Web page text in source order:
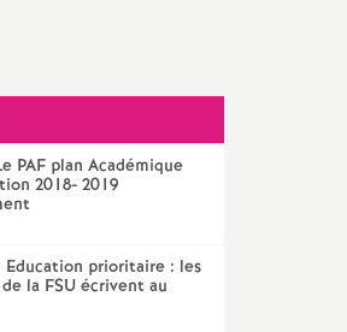
PAFplan Académique
2018- 2019
Education prioritaire : les
la FSUécrivent au